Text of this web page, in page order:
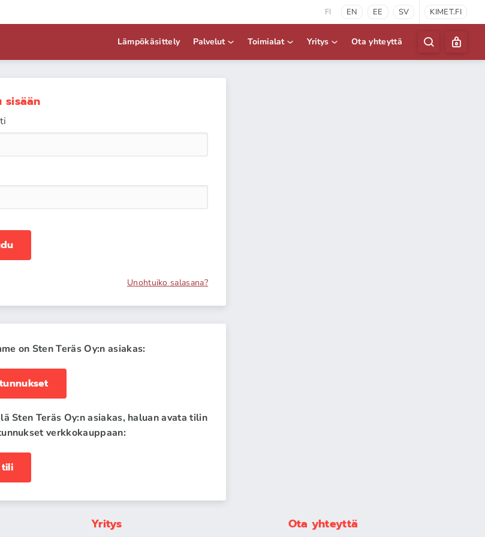
FI EN EE SV KIMET.FI
Lämpökäsittely Palvelut Toimialat Yritys Ota yhteyttä
sisään
Unohtuiko salasana?
on Sten Teräs Oy:n asiakas:
Sten Teräs Oy:n asiakas, haluan avata tilin
verkkokauppaan:
tili
Yritys Ota yhteyttä